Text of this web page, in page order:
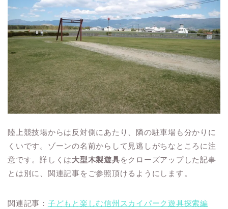
陸上競技場からは反対側にあたり、隣の駐車場も分かりに
くいです。ゾーンの名前からして見逃しがちなところに注
意です。詳しくは大型木製遊具をクローズアップした記事
とは別に、関連記事をご参照頂けるようにします。
関連記事： 子どもと楽しむ信州スカイパーク遊具探索編